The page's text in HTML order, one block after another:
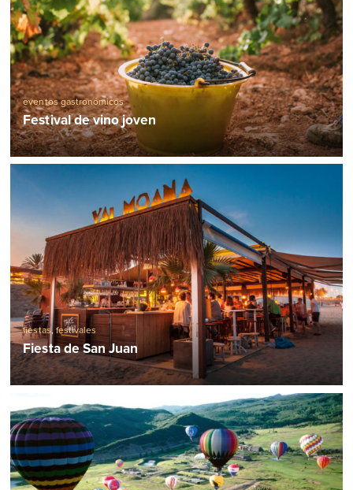
eventos gastronómicos
Festival de vino joven
fiestas, festivales
Fiesta de San Juan